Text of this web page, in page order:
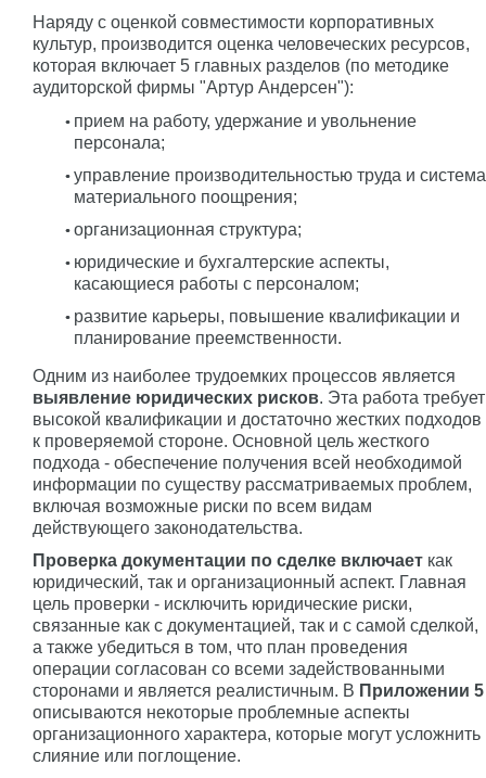
Наряду с оценкой совместимости корпоративных
культур, производится оценка человеческих ресурсов,
которая включает 5 главных разделов (по методике
аудиторской фирмы "Артур Андерсен"):
прием на работу, удержание и увольнение
персонала;
управление производительностью труда и система
материального поощрения;
организационная структура;
юридические и бухгалтерские аспекты,
касающиеся работы с персоналом;
развитие карьеры, повышение квалификации и
планирование преемственности.
Одним из наиболее трудоемких процессов является
выявление юридических рисков. Эта работа требует
высокой квалификации и достаточно жестких подходов
к проверяемой стороне. Основной цель жесткого
подхода - обеспечение получения всей необходимой
информации по существу рассматриваемых проблем,
включая возможные риски по всем видам
действующего законодательства.
Проверка документации по сделке включает как
юридический, так и организационный аспект. Главная
цель проверки - исключить юридические риски,
связанные как с документацией, так и с самой сделкой,
а также убедиться в том, что план проведения
операции согласован со всеми задействованными
сторонами и является реалистичным. В Приложении 5
описываются некоторые проблемные аспекты
организационного характера, которые могут усложнить
слияние или поглощение.